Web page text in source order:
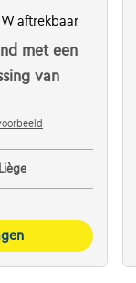
aftrekbaar
met een
van